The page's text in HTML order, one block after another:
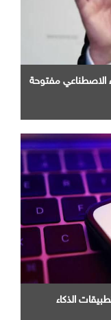
الاصطناعي مفتوحة
الذكاء